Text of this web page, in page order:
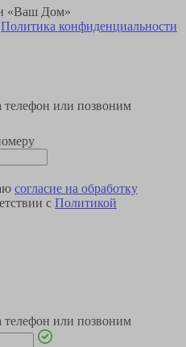
«Ваш Дом»
Политика конфиденциальности
или позвоним
согласие на обработку
с Политикой
или позвоним